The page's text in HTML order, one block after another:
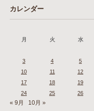
カレンダー
月
火 水
3
4 5
10
11 12
17
18 19
24
25 26
« 9月 10月 »